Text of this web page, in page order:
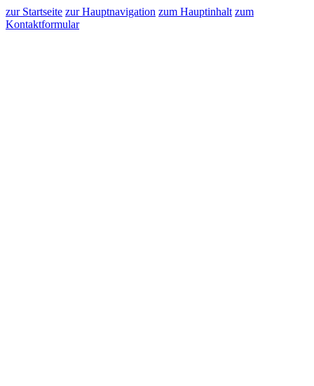
zur Startseite zur Hauptnavigation zum Hauptinhalt zum
Kontaktformular